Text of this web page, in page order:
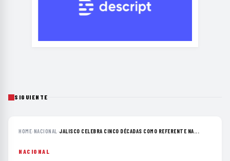
SIGUIENTE
HOME›NACIONAL ›JALISCO CELEBRA CINCO DÉCADAS COMO REFERENTE NA...
NACIONAL